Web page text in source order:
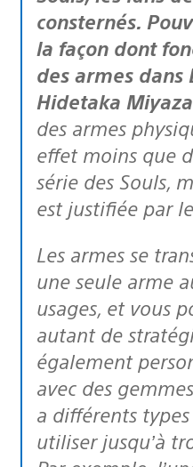
consternés.
la façon dont
des armes dans
Hidetaka
des armes
effet moins que
série des Souls,
est justifiée par
Les armes se transforment. Ainsi,
une seule arme
usages, et vous
autant de
également
avec des
a différents
utiliser jusqu’à